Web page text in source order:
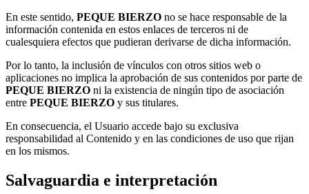
En este sentido, PEQUE BIERZO no se hace responsable de la
información contenida en estos enlaces de terceros ni de
cualesquiera efectos que pudieran derivarse de dicha información.
Por lo tanto, la inclusión de vínculos con otros sitios web o
aplicaciones no implica la aprobación de sus contenidos por parte de
PEQUE BIERZO ni la existencia de ningún tipo de asociación
entre PEQUE BIERZO y sus titulares.
En consecuencia, el Usuario accede bajo su exclusiva
responsabilidad al Contenido y en las condiciones de uso que rijan
en los mismos.
Salvaguardia e interpretación